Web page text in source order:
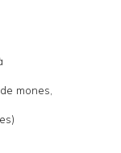
mones,